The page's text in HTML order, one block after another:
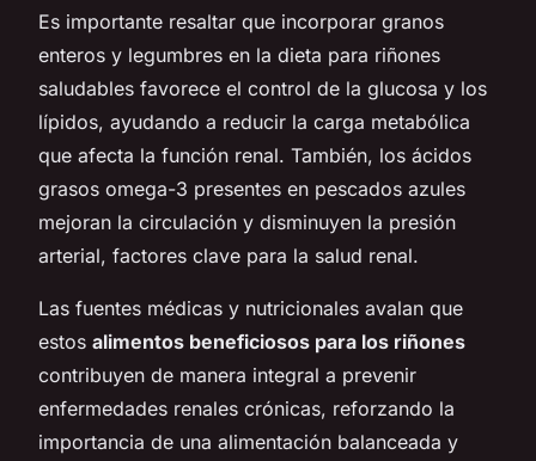
Es importante resaltar que incorporar granos
enteros y legumbres en la dieta para riñones
saludables favorece el control de la glucosa y los
lípidos, ayudando a reducir la carga metabólica
que afecta la función renal. También, los ácidos
grasos omega-3 presentes en pescados azules
mejoran la circulación y disminuyen la presión
arterial, factores clave para la salud renal.
Las fuentes médicas y nutricionales avalan que
estos alimentos beneficiosos para los riñones
contribuyen de manera integral a prevenir
enfermedades renales crónicas, reforzando la
importancia de una alimentación balanceada y